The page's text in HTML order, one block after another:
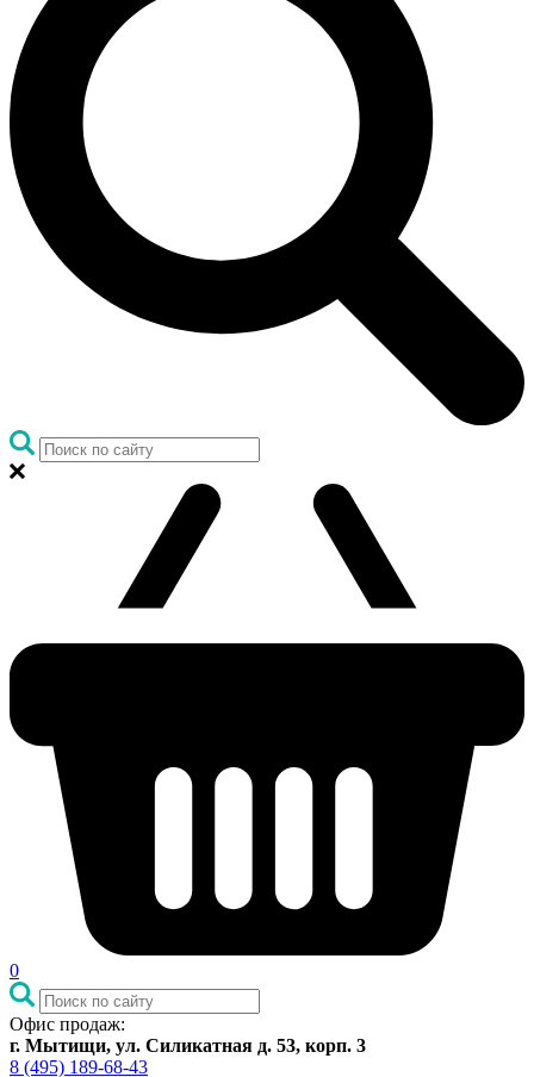
0
Офис продаж:
г. Мытищи, ул. Силикатная д. 53, корп. 3
8 (495) 189-68-43